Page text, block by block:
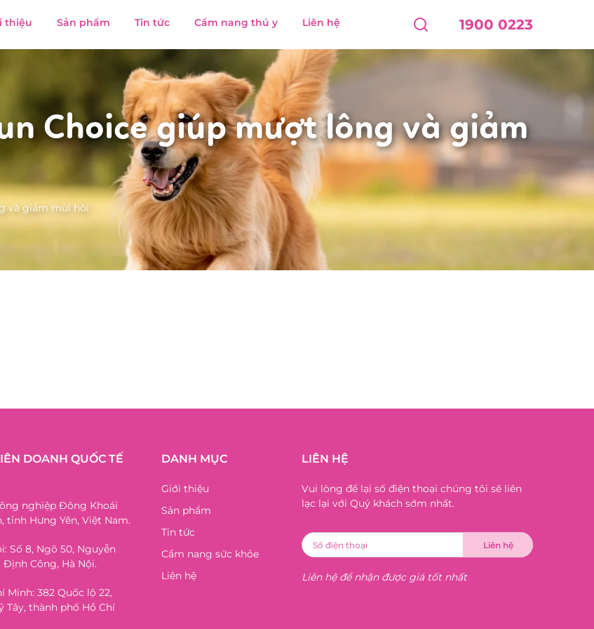
thiệu Sản phẩm Tin tức Cẩm nang thú y Liên hệ 1900 0223
Choice giúp mượt lông và giảm
và giảm mùi hôi
DOANH QUỐC TẾ
nghiệp Đông Khoái
tỉnh Hưng Yên, Việt Nam.
Số 8, Ngõ 50, Nguyễn
Công, Hà Nội.
Minh: 382 Quốc lộ 22,
Tây, thành phố Hồ Chí
DANH MỤC
Giới thiệu
Sản phẩm
Tin tức
Cẩm nang sức khỏe
Liên hệ
LIÊN HỆ
Vui lòng để lại số điện thoại chúng tôi sẽ liên
lạc lại với Quý khách sớm nhất.
Liên hệ để nhận được giá tốt nhất